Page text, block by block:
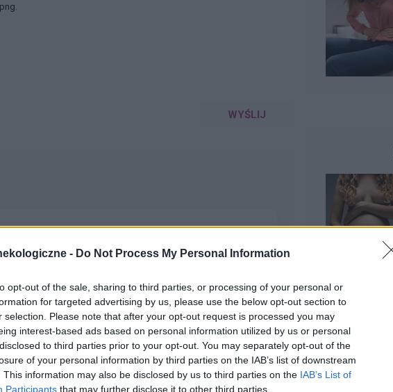
- Do Not Process My Personal Information
opt-out of the sale, sharing to third parties, or processing of your personal or
for targeted advertising by us, please use the below opt-out section to
selection. Please note that after your opt-out request is processed you may
interest-based ads based on personal information utilized by us or personal
to third parties prior to your opt-out. You may separately opt-out of the
of your personal information by third parties on the IAB’s list of downstream
This information may also be disclosed by us to third parties on the IAB’s List of
Participants that may further disclose it to other third parties.
WYŚLIJ
, to robię kilka kulek w kształcie pięści przeważnie.
doxycycline i w tym samym miesiącu dostalam
furaginum i witaminę c , nie dostałam okresu od 10